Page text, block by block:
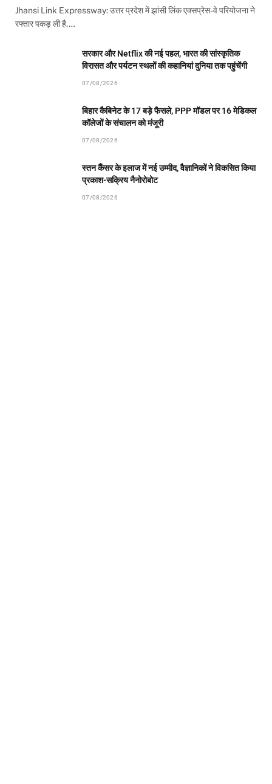
Jhansi Link Expressway: उत्तर प्रदेश में झांसी लिंक एक्सप्रेस-वे परियोजना ने
रफ्तार पकड़ ली है.…
सरकार और Netflix की नई पहल, भारत की सांस्कृतिक
विरासत और पर्यटन स्थलों की कहानियां दुनिया तक पहुंचेंगी
07/08/2026
बिहार कैबिनेट के 17 बड़े फैसले, PPP मॉडल पर 16 मेडिकल
कॉलेजों के संचालन को मंजूरी
07/08/2026
स्तन कैंसर के इलाज में नई उम्मीद, वैज्ञानिकों ने विकसित किया
प्रकाश-सक्रिय नैनोरोबोट
07/08/2026